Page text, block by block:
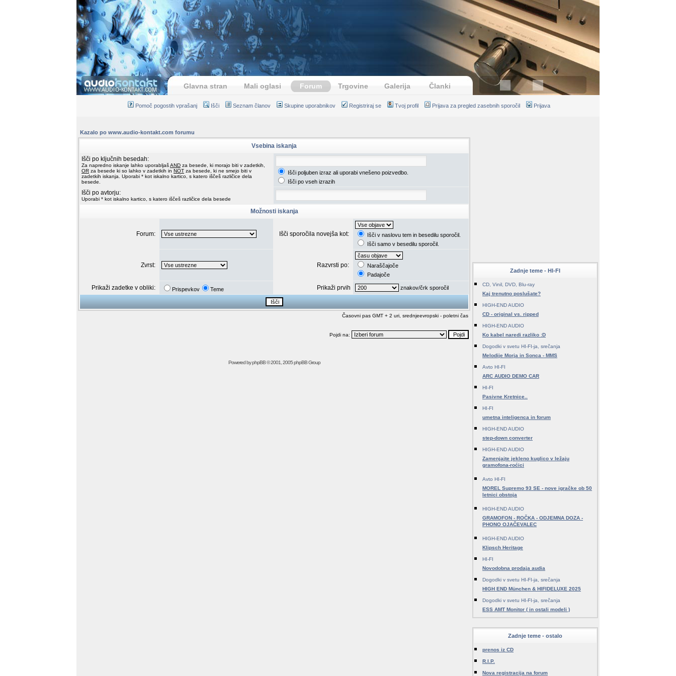
Glavna stran Mali oglasi Forum Trgovine Galerija Članki
Pomoč pogostih vprašanj Išči Seznam članov Skupine uporabnikov Registriraj se Tvoj profil Prijava za pregled zasebnih sporočil Prijava
Kazalo po www.audio-kontakt.com forumu
Vsebina iskanja
Išči po ključnih besedah:
Za napredno iskanje lahko uporabljašAND za besede, ki morajo biti v zadetkih,
OR za besede ki so lahko v zadetkih in NOT za besede, ki ne smejo biti v
zadetkih iskanja. Uporabi * kot iskalno kartico, s katero iščeš različice dela
besede.
Išči poljuben izraz ali uporabi vnešeno poizvedbo.
Išči po vseh izrazih
Išči po avtorju:
Uporabi * kot iskalno kartico, s katero iščeš različice dela besede
Možnosti iskanja
Forum: Išči sporočila novejša kot:
Išči v naslovu tem in besedilu sporočil.
Išči samo v besedilu sporočil.
Zvrst: Razvrsti po:
Naraščajoče
Padajoče
Prikaži zadetke v obliki: Prispevkov Teme Prikaži prvih znakov/črk sporočil
Časovni pas GMT + 2 uri, srednjeevropski - poletni čas
Pojdi na:
Powered byphpBB© 2001, 2005 phpBB Group
Zadnje teme - HI-FI
CD, Vinil, DVD, Blu-ray
Kaj trenutno poslušate?
HIGH-END AUDIO
CD - original vs. ripped
HIGH-END AUDIO
Ko kabel naredi razliko :D
Dogodki v svetu HI-FI-ja, srečanja
Melodije Morja in Sonca - MMS
Avto HI-FI
ARC AUDIO DEMO CAR
HI-FI
Pasivne Kretnice..
HI-FI
umetna inteligenca in forum
HIGH-END AUDIO
step-down converter
HIGH-END AUDIO
Zamenjajte jekleno kuglico v ležaju
gramofona-roćici
Avto HI-FI
MOREL Supremo 93 SE - nove igračke ob 50
letnici obstoja
HIGH-END AUDIO
GRAMOFON - ROČKA - ODJEMNA DOZA -
PHONO OJAČEVALEC
HIGH-END AUDIO
Klipsch Heritage
HI-FI
Novodobna prodaja audia
Dogodki v svetu HI-FI-ja, srečanja
HIGH END München & HIFIDELUXE 2025
Dogodki v svetu HI-FI-ja, srečanja
ESS AMT Monitor ( in ostali modeli )
Zadnje teme - ostalo
prenos iz CD
R.I.P.
Nova registracija na forum